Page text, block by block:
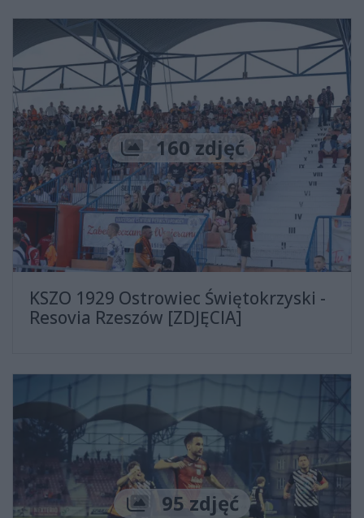
Liczba zdjęć
160 zdjęć
KSZO 1929 Ostrowiec Świętokrzyski -
Resovia Rzeszów [ZDJĘCIA]
Liczba zdjęć
95 zdjęć